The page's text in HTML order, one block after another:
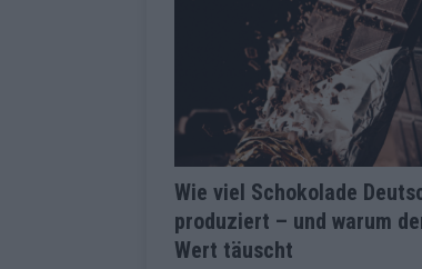
Wettbewerbs
[ Mai 2026 ] ESC-Finale
Überblick EUROVISION
[ Mai 2026 ] ESC 2026:
[ Mai 2026 ] Quoten vor
überrascht negativ
Wie viel Schokolade
produziert – und warum
Wert täuscht